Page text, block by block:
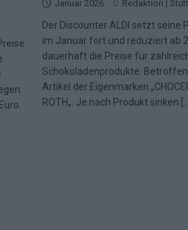
Café, neue Westernstadt: Der Europa-Park
problematisch, Deutschland strukturell
Januar 2026 Redaktion |
Der Discounter ALDI setzt seine
im Januar fort und reduziert ab
dauerhaft die Preise für
Schokoladenprodukte.
Artikel der Eigenmarken
ROTH„. Je nach Produkt sinken